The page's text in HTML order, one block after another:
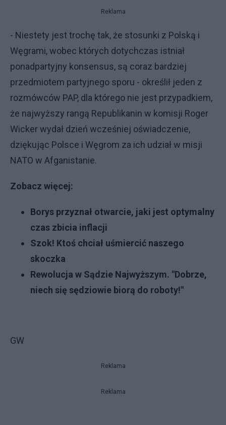
Reklama
- Niestety jest trochę tak, że stosunki z Polską i
Węgrami, wobec których dotychczas istniał
ponadpartyjny konsensus, są coraz bardziej
przedmiotem partyjnego sporu - określił jeden z
rozmówców PAP, dla którego nie jest przypadkiem,
że najwyższy rangą Republikanin w komisji Roger
Wicker wydał dzień wcześniej oświadczenie,
dziękując Polsce i Węgrom za ich udział w misji
NATO w Afganistanie.
Zobacz więcej:
Borys przyznał otwarcie, jaki jest optymalny
czas zbicia inflacji
Szok! Ktoś chciał uśmiercić naszego
skoczka
Rewolucja w Sądzie Najwyższym. "Dobrze,
niech się sędziowie biorą do roboty!"
GW
Reklama
Reklama